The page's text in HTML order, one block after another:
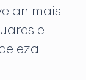
animais
e